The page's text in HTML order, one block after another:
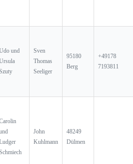
und
Sven
Thomas
Seeliger
95180
Berg
+49178
7193811
John
Kuhlmann
48249
Dülmen